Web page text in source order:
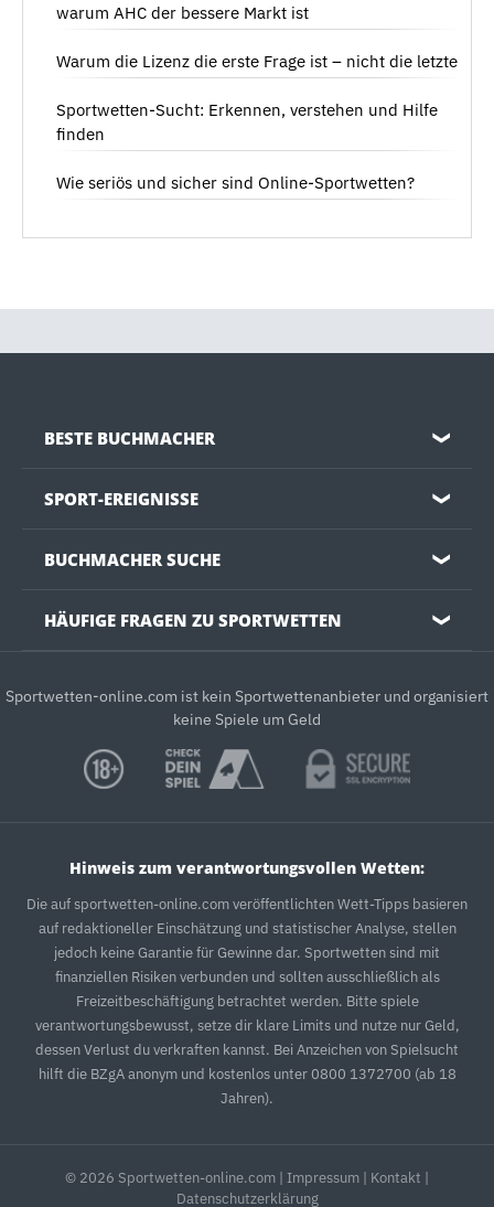
warum AHC der bessere Markt ist
Warum die Lizenz die erste Frage ist – nicht die letzte
Sportwetten-Sucht: Erkennen, verstehen und Hilfe
finden
Wie seriös und sicher sind Online-Sportwetten?
BESTE BUCHMACHER ❯
SPORT-EREIGNISSE ❯
BUCHMACHER SUCHE ❯
HÄUFIGE FRAGEN ZU SPORTWETTEN ❯
Sportwetten-online.com ist kein Sportwettenanbieter und organisiert
keine Spiele um Geld
Hinweis zum verantwortungsvollen Wetten:
Die auf sportwetten-online.com veröffentlichten Wett-Tipps basieren
auf redaktioneller Einschätzung und statistischer Analyse, stellen
jedoch keine Garantie für Gewinne dar. Sportwetten sind mit
finanziellen Risiken verbunden und sollten ausschließlich als
Freizeitbeschäftigung betrachtet werden. Bitte spiele
verantwortungsbewusst, setze dir klare Limits und nutze nur Geld,
dessen Verlust du verkraften kannst. Bei Anzeichen von Spielsucht
hilft die BZgA anonym und kostenlos unter 0800 1372700 (ab 18
Jahren).
© 2026 Sportwetten-online.com | Impressum | Kontakt |
Datenschutzerklärung